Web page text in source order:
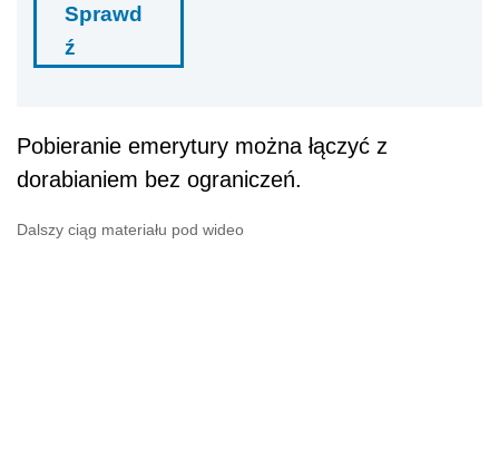
Sprawd
ź
Pobieranie emerytury można łączyć z
dorabianiem bez ograniczeń.
Dalszy ciąg materiału pod wideo